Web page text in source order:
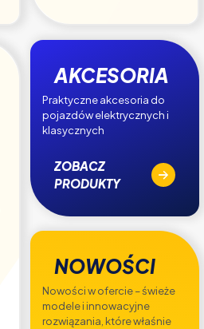
AKCESORIA
Praktyczne akcesoria do
pojazdów elektrycznych i
klasycznych
ZOBACZ
PRODUKTY
NOWOŚCI
Nowości w ofercie – świeże
modele i innowacyjne
rozwiązania, które właśnie